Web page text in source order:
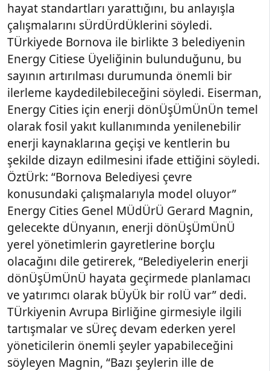
hayat standartları yarattığını, bu anlayışla
çalışmalarını sÜrdÜrdÜklerini söyledi.
TÜrkiyede Bornova ile birlikte 3 belediyenin
Energy Citiese Üyeliğinin bulunduğunu, bu
sayının artırılması durumunda önemli bir
ilerleme kaydedilebileceğini söyledi. Eiserman,
Energy Cities için enerji dönÜşÜmÜnÜn temel
olarak fosil yakıt kullanımında yenilenebilir
enerji kaynaklarına geçişi ve kentlerin bu
şekilde dizayn edilmesini ifade ettiğini söyledi.
ÖztÜrk: “Bornova Belediyesi çevre
konusundaki çalışmalarıyla model oluyor”
Energy Cities Genel MÜdÜrÜ Gerard Magnin,
gelecekte dÜnyanın, enerji dönÜşÜmÜnÜ
yerel yönetimlerin gayretlerine borçlu
olacağını dile getirerek, “Belediyelerin enerji
dönÜşÜmÜnÜ hayata geçirmede planlamacı
ve yatırımcı olarak bÜyÜk bir rolÜ var” dedi.
TÜrkiyenin Avrupa Birliğine girmesiyle ilgili
tartışmalar ve sÜreç devam ederken yerel
yöneticilerin önemli şeyler yapabileceğini
söyleyen Magnin, “Bazı şeylerin ille de